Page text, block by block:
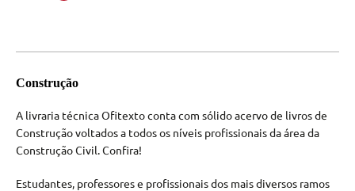
Construção
A livraria técnica Ofitexto conta com sólido acervo de livros de
Construção voltados a todos os níveis profissionais da área da
Construção Civil. Confira!
Estudantes, professores e profissionais dos mais diversos ramos